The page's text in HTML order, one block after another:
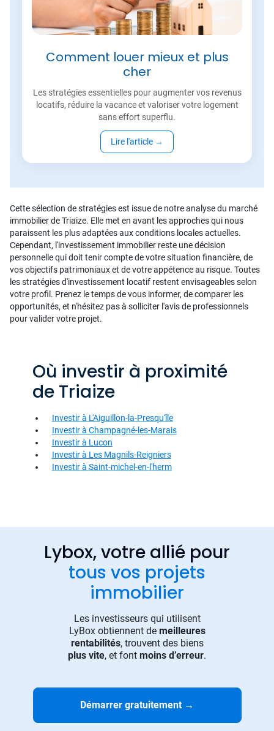
Comment louer mieux et plus
cher
Les stratégies essentielles pour augmenter vos revenus
locatifs, réduire la vacance et valoriser votre logement
sans effort superflu.
Lire l'article →
Cette sélection de stratégies est issue de notre analyse du marché
immobilier de Triaize. Elle met en avant les approches qui nous
paraissent les plus adaptées aux conditions locales actuelles.
Cependant, l'investissement immobilier reste une décision
personnelle qui doit tenir compte de votre situation financière, de
vos objectifs patrimoniaux et de votre appétence au risque. Toutes
les stratégies d'investissement locatif restent envisageables selon
votre profil. Prenez le temps de vous informer, de comparer les
opportunités, et n'hésitez pas à solliciter l'avis de professionnels
pour valider votre projet.
Où investir à proximité
de Triaize
Investir à L'Aiguillon-la-Presqu'île
Investir à Champagné-les-Marais
Investir à Lucon
Investir à Les Magnils-Reigniers
Investir à Saint-michel-en-l'herm
Lybox, votre allié pour
tous vos projets
immobilier
Les investisseurs qui utilisent
LyBox obtiennent de meilleures
rentabilités, trouvent des biens
plus vite, et font moins d’erreur.
Démarrer gratuitement →